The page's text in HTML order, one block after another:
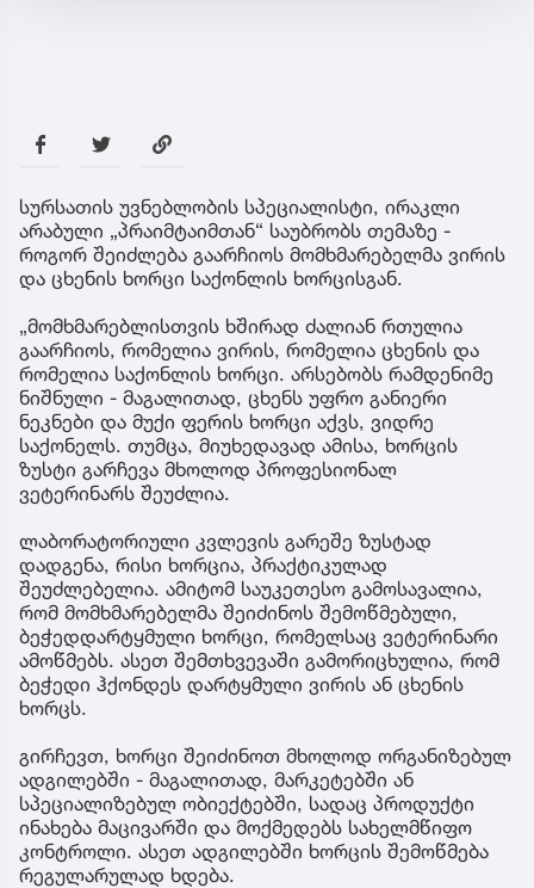
სურსათის უვნებლობის სპეციალისტი, ირაკლი
არაბული „პრაიმტაიმთან“ საუბრობს თემაზე -
როგორ შეიძლება გაარჩიოს მომხმარებელმა ვირის
და ცხენის ხორცი საქონლის ხორცისგან.
„მომხმარებლისთვის ხშირად ძალიან რთულია
გაარჩიოს, რომელია ვირის, რომელია ცხენის და
რომელია საქონლის ხორცი. არსებობს რამდენიმე
ნიშნული - მაგალითად, ცხენს უფრო განიერი
ნეკნები და მუქი ფერის ხორცი აქვს, ვიდრე
საქონელს. თუმცა, მიუხედავად ამისა, ხორცის
ზუსტი გარჩევა მხოლოდ პროფესიონალ
ვეტერინარს შეუძლია.
ლაბორატორიული კვლევის გარეშე ზუსტად
დადგენა, რისი ხორცია, პრაქტიკულად
შეუძლებელია. ამიტომ საუკეთესო გამოსავალია,
რომ მომხმარებელმა შეიძინოს შემოწმებული,
ბეჭედდარტყმული ხორცი, რომელსაც ვეტერინარი
ამოწმებს. ასეთ შემთხვევაში გამორიცხულია, რომ
ბეჭედი ჰქონდეს დარტყმული ვირის ან ცხენის
ხორცს.
გირჩევთ, ხორცი შეიძინოთ მხოლოდ ორგანიზებულ
ადგილებში - მაგალითად, მარკეტებში ან
სპეციალიზებულ ობიექტებში, სადაც პროდუქტი
ინახება მაცივარში და მოქმედებს სახელმწიფო
კონტროლი. ასეთ ადგილებში ხორცის შემოწმება
რეგულარულად ხდება.